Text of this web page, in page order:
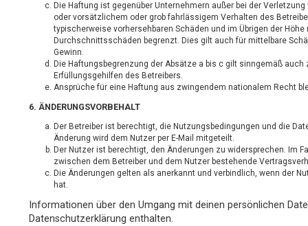
Die Haftung ist gegenüber Unternehmern außer bei der Verletzung
oder vorsätzlichem oder grob fahrlässigem Verhalten des
typischerweise vorhersehbaren Schäden und im Übrigen der
Durchschnittsschäden begrenzt. Dies gilt auch für mittelbare
Gewinn.
Die Haftungsbegrenzung der Absätze a bis c gilt sinngemäß
Erfüllungsgehilfen des Betreibers.
Ansprüche für eine Haftung aus zwingendem nationalem Recht
6. ÄNDERUNGSVORBEHALT
Der Betreiber ist berechtigt, die Nutzungsbedingungen und die
Änderung wird dem Nutzer per E-Mail mitgeteilt.
Der Nutzer ist berechtigt, den Änderungen zu widersprechen. Im
zwischen dem Betreiber und dem Nutzer bestehende
Die Änderungen gelten als anerkannt und verbindlich, wenn der
hat.
Informationen über den Umgang mit deinen persönlichen
Datenschutzerklärung enthalten.